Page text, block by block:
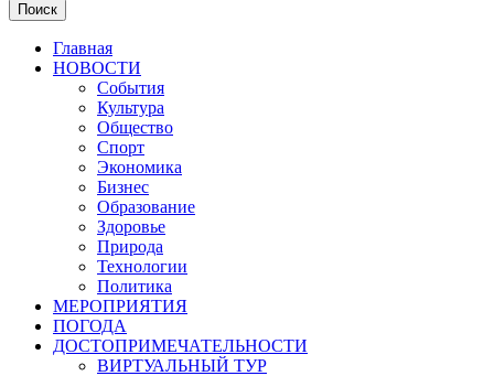
Поиск
Главная
НОВОСТИ
События
Культура
Общество
Спорт
Экономика
Бизнес
Образование
Здоровье
Природа
Технологии
Политика
МЕРОПРИЯТИЯ
ПОГОДА
ДОСТОПРИМЕЧАТЕЛЬНОСТИ
ВИРТУАЛЬНЫЙ ТУР